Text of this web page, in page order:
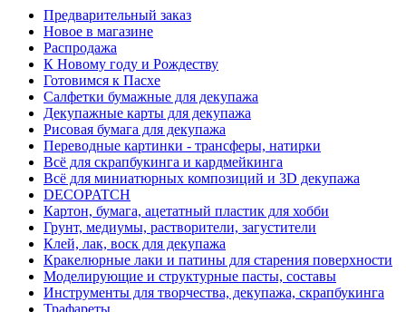
Предварительный заказ
Новое в магазине
Распродажа
К Новому году и Рождеству
Готовимся к Пасхе
Салфетки бумажные для декупажа
Декупажные карты для декупажа
Рисовая бумага для декупажа
Переводные картинки - трансферы, натирки
Всё для скрапбукинга и кардмейкинга
Всё для миниатюрных композиций и 3D декупажа
DECOPATCH
Картон, бумага, ацетатный пластик для хобби
Грунт, медиумы, растворители, загустители
Клей, лак, воск для декупажа
Кракелюрные лаки и патины для старения поверхности
Моделирующие и структурные пасты, составы
Инструменты для творчества, декупажа, скрапбукинга